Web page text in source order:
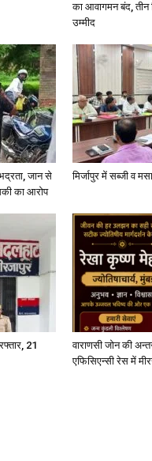
का आवागमन बंद, तीन
उम्मीद
जान से
का आरोप
मिर्जापुर में सब्जी व
21
वाराणसी जोन की
एफिसिएन्सी रेस में